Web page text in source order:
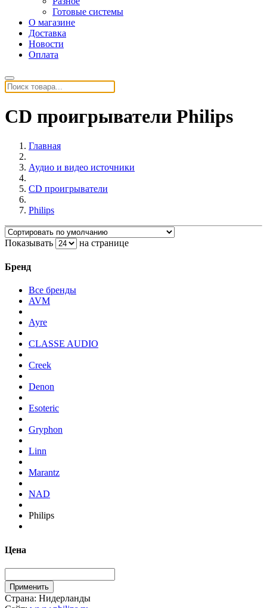
Готовые системы
О магазине
Доставка
Новости
Оплата
CD проигрыватели Philips
Главная
Аудио и видео источники
CD проигрыватели
Philips
Показывать на странице
Бренд
Все бренды
AVM
Ayre
CLASSE AUDIO
Creek
Denon
Esoteric
Gryphon
Linn
Marantz
NAD
Philips
Цена
Страна: Нидерланды